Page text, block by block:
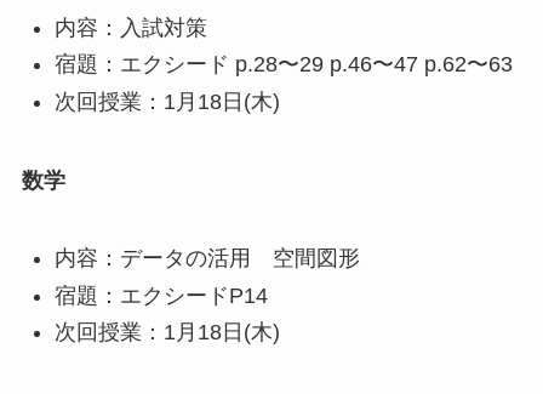
内容：入試対策
宿題：エクシード p.28〜29 p.46〜47 p.62〜63
次回授業：1月18日(木)
数学
内容：データの活用 空間図形
宿題：エクシードP14
次回授業：1月18日(木)